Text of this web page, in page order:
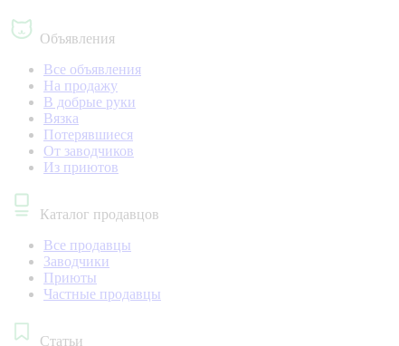
Объявления
Все объявления
На продажу
В добрые руки
Вязка
Потерявшиеся
От заводчиков
Из приютов
Каталог продавцов
Все продавцы
Заводчики
Приюты
Частные продавцы
Статьи